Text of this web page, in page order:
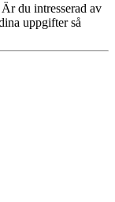
du intresserad av
uppgifter så